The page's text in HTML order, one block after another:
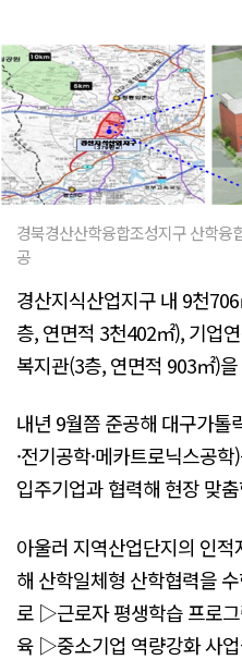
경북경산산학융합조성지구 산학융
공
경산지식산업지구 내 9천
층, 연면적 3천402㎡), 기업
복지관(3층, 연면적 903㎡)
내년 9월쯤 준공해 대구가
·전기공학·메카트로닉스공
입주기업과 협력해 현장 맞
아울러 지역산업단지의 인
해 산학일체형 산학협력을
로 ▷근로자 평생학습 프로
육 ▷중소기업 역량강화 사